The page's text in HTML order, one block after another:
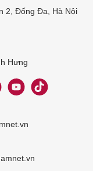
2, Đống Đa, Hà Nội
Hưng